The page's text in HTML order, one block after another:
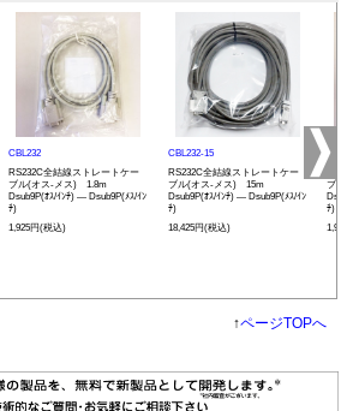
CBL232
RS232C全結線ストレートケー
ブル(オス-メス) 1.8m
Dsub9P(ｵｽ/ｲﾝﾁ) ― Dsub9P(ﾒｽ/ｲﾝ
ﾁ)
1,925円(税込)
CBL232-15
RS232C全結線ストレートケー
ブル(オス-メス) 15m
Dsub9P(ｵｽ/ｲﾝﾁ) ― Dsub9P(ﾒｽ/ｲﾝ
ﾁ)
18,425円(税込)
ブ
ﾁ)
↑ページTOPへ